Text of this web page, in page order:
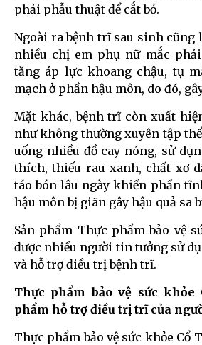
phải phẫu thuật để cắt bỏ.
Ngoài ra bệnh trĩ sau sinh cũng
nhiều chị em phụ nữ mắc
tăng áp lực khoang chậu, tụ
mạch ở phần hậu môn, do đó,
Mặt khác, bệnh trĩ còn xuất
như không thường xuyên tập
uống nhiều đồ cay nóng, sử
thích, thiếu rau xanh, chất xơ
táo bón lâu ngày khiến phần
hậu môn bị giãn gây hậu quả sa
Sản phẩm Thực phẩm bảo vệ
được nhiều người tin tưởng sử
và hỗ trợ điều trị bệnh trĩ.
Thực phẩm bảo vệ sức
phẩm hỗ trợ điều trị trĩ của
Thực phẩm bảo vệ sức khỏe Cổ